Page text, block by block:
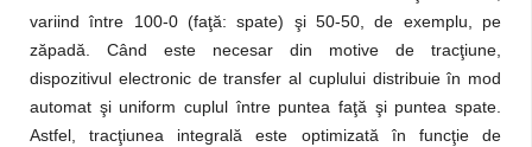
variind între 100-0 (faţă: spate) şi 50-50, de exemplu, pe
zăpadă. Când este necesar din motive de tracţiune,
dispozitivul electronic de transfer al cuplului distribuie în mod
automat şi uniform cuplul între puntea faţă şi puntea spate.
Astfel, tracţiunea integrală este optimizată în funcţie de